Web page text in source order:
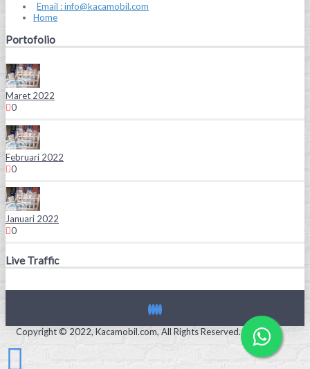
Email : info@kacamobil.com
Home
Portofolio
Maret 2022
0
Februari 2022
0
Januari 2022
0
Live Traffic
Copyright © 2022, Kacamobil.com, All Rights Reserved.